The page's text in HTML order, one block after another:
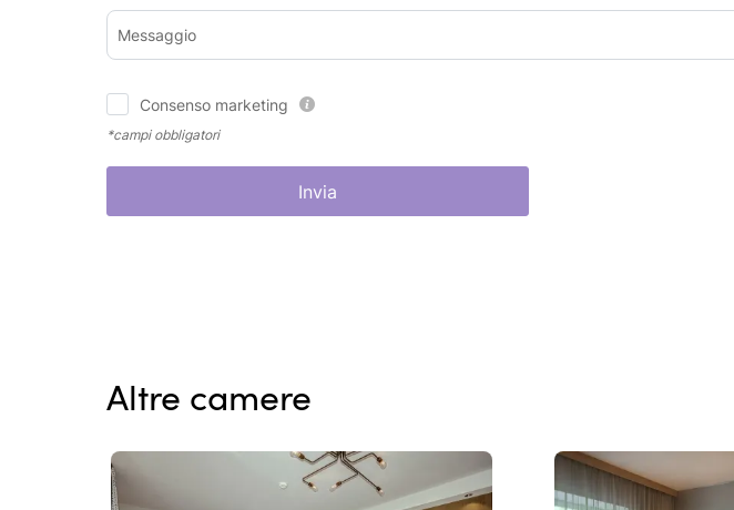
Messaggio
Consenso marketing
*campi obbligatori
Invia
Altre camere